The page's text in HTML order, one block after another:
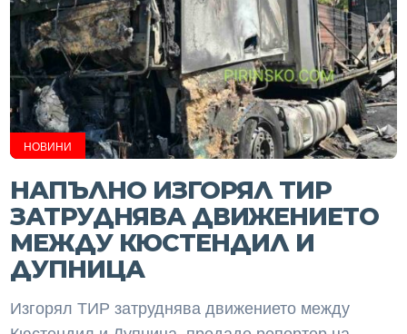
НОВИНИ
НАПЪЛНО ИЗГОРЯЛ ТИР
ЗАТРУДНЯВА ДВИЖЕНИЕТО
МЕЖДУ КЮСТЕНДИЛ И
ДУПНИЦА
Изгорял ТИР затруднява движението между